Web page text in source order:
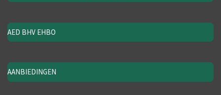
AED BHV EHBO
AANBIEDINGEN